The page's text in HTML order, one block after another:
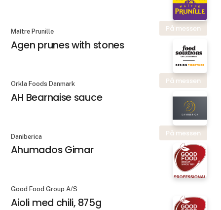
På messen
Maître Prunille
Agen prunes with stones
På messen
Orkla Foods Danmark
AH Bearnaise sauce
På messen
Daniberica
Ahumados Gimar
Good Food Group A/S
Aioli med chili, 875g